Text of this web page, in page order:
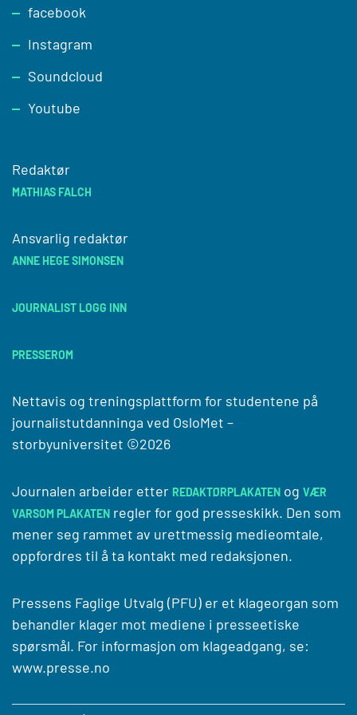
facebook
Instagram
Soundcloud
Youtube
Redaktør
MATHIAS FALCH
Ansvarlig redaktør
ANNE HEGE SIMONSEN
JOURNALIST LOGG INN
PRESSEROM
Nettavis og treningsplattform for studentene på
journalistutdanninga ved OsloMet –
storbyuniversitet ©2026
Journalen arbeider etter REDAKTØRPLAKATEN og VÆR
VARSOM PLAKATEN regler for god presseskikk. Den som
mener seg rammet av urettmessig medieomtale,
oppfordres til å ta kontakt med redaksjonen.
Pressens Faglige Utvalg (PFU) er et klageorgan som
behandler klager mot mediene i presseetiske
spørsmål. For informasjon om klageadgang, se:
www.presse.no